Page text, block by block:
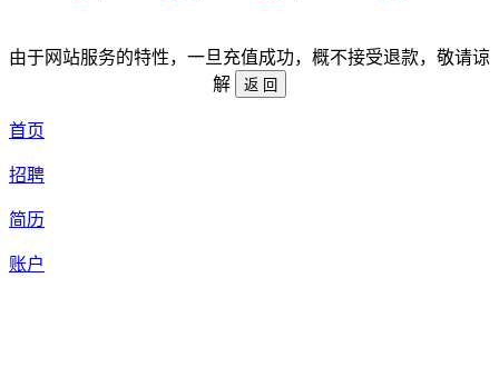
由于网站服务的特性，一旦充值成功，概不接受退款，敬请谅
解
首页
招聘
简历
账户